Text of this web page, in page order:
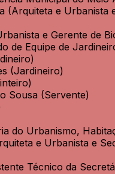
(Arquiteta e Urbanista
e Gerente de
de Equipe de
(Jardineiro)
Sousa (Servente)
do Urbanismo,
e Urbanista e
Técnico da